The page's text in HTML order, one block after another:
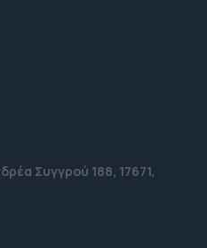
Συγγρού 188, 17671,